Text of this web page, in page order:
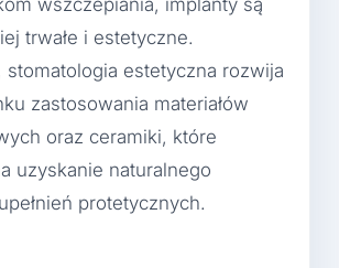
wszczepiania, implanty są
trwałe i estetyczne.
stomatologia estetyczna rozwija
zastosowania materiałów
oraz ceramiki, które
uzyskanie naturalnego
protetycznych.